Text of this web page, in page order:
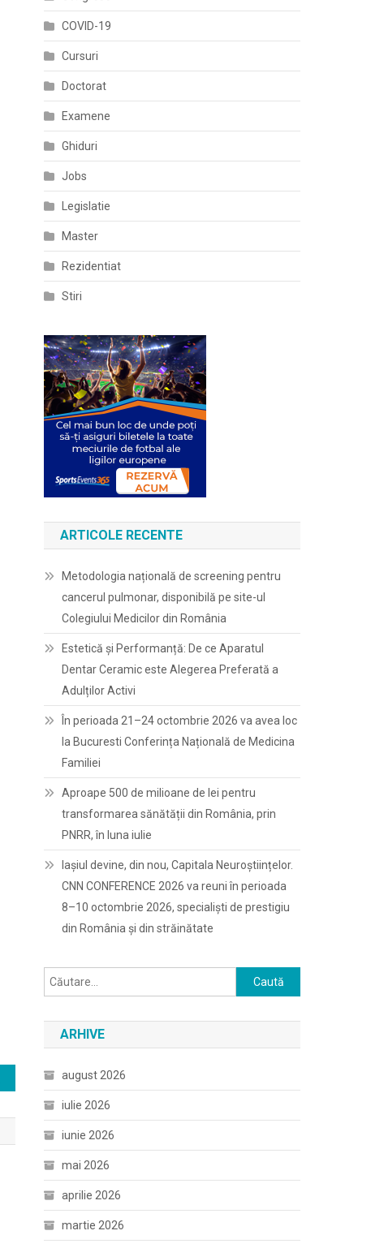
COVID-19
Cursuri
Doctorat
Examene
Ghiduri
Jobs
Legislatie
Master
Rezidentiat
Stiri
ARTICOLE RECENTE
Metodologia națională de screening pentru
cancerul pulmonar, disponibilă pe site-ul
Colegiului Medicilor din România
Estetică și Performanță: De ce Aparatul
Dentar Ceramic este Alegerea Preferată a
Adulților Activi
În perioada 21–24 octombrie 2026 va avea loc
la Bucuresti Conferința Națională de Medicina
Familiei
Aproape 500 de milioane de lei pentru
transformarea sănătății din România, prin
PNRR, în luna iulie
Iașiul devine, din nou, Capitala Neuroștiințelor.
CNN CONFERENCE 2026 va reuni în perioada
8–10 octombrie 2026, specialiști de prestigiu
din România și din străinătate
Caută
după:
ARHIVE
august 2026
iulie 2026
iunie 2026
mai 2026
aprilie 2026
martie 2026